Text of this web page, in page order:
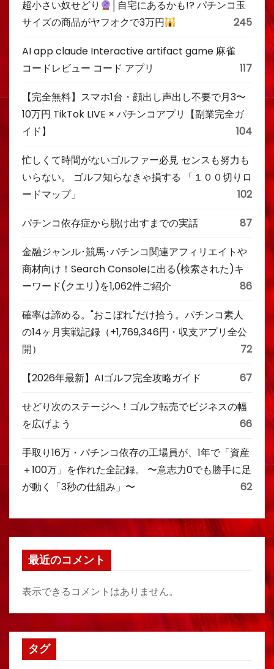
超小さい奴せどり
│自宅にあるかも!? パチンコ玉
サイズの商品がヤフオクで3万円
245
AI app claude Interactive artifact game 麻雀
コードレビュー コード アプリ
117
【完全無料】スマホ1台・顔出し声出し不要で月3〜
10万円 TikTok LIVE × パチンコアプリ【副業完全ガ
イド】
104
忙しくて時間がないゴルファー必見 センスも努力も
いらない。 ゴルフ知らなきゃ損する 「１００切りロ
ードマップ」
102
パチンコ依存症から脱け出すまでの実話 87
金融ジャンル･競馬･パチンコ関連アフィリエイトや
商材向け！Search Consoleに出る(検索された)キ
ーワード(クエリ)を1,062件ご紹介
86
確率は諦める。"おこぼれ"だけ拾う。パチンコ素人
の14ヶ月実戦記録（+1,769,346円・収支アプリ全公
開）
72
【2026年最新】AIゴルフ完全攻略ガイド 67
せどり次のステージへ！ゴルフ転売でビジネスの幅
を広げよう
66
手取り16万・パチンコ依存の工場員が、1年で「資産
＋100万」を作れた全記録。 〜意志力0でも勝手に足
が動く「3秒の仕組み」〜
62
最近のコメント
表示できるコメントはありません。
タグ